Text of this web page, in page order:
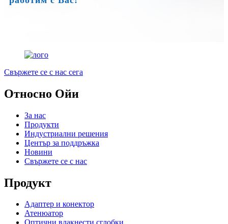
Свържете се с нас сега
Относно Ойи
За нас
Продукти
Индустриални решения
Център за поддръжка
Новини
Свържете се с нас
Продукт
Адаптер и конектор
Атенюатор